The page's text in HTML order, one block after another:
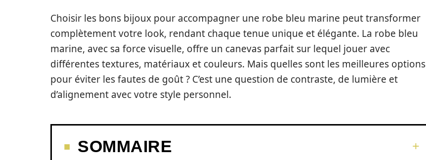
Choisir les bons bijoux pour accompagner une robe bleu marine peut transformer
complètement votre look, rendant chaque tenue unique et élégante. La robe bleu
marine, avec sa force visuelle, offre un canevas parfait sur lequel jouer avec
différentes textures, matériaux et couleurs. Mais quelles sont les meilleures options
pour éviter les fautes de goût ? C’est une question de contraste, de lumière et
d’alignement avec votre style personnel.
SOMMAIRE